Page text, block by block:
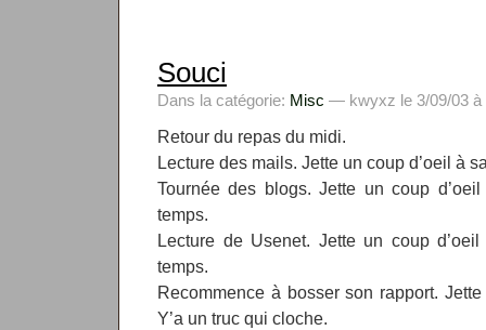
Souci
Dans la catégorie: Misc — kwyxz le 3/09/03 à
Retour du repas du midi.
Lecture des mails. Jette un coup d’oeil à
Tournée des blogs. Jette un coup
temps.
Lecture de Usenet. Jette un coup
temps.
Recommence à bosser son rapport.
Y’a un truc qui cloche.